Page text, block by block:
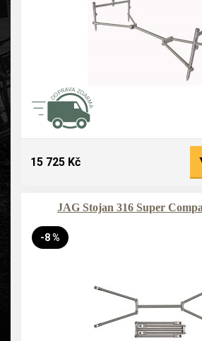
15 725 Kč
JAG Stojan 316 Super
-8 %